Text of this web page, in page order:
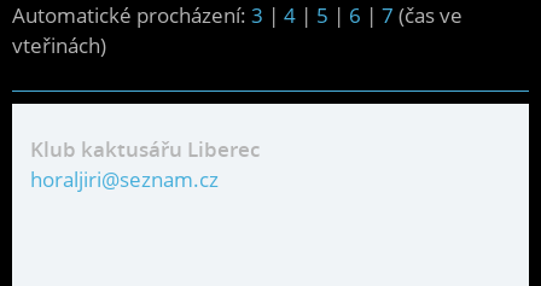
Automatické procházení: 3 | 4 | 5 | 6 | 7 (čas ve
vteřinách)
Klub kaktusářu Liberec
horaljiri@seznam.cz